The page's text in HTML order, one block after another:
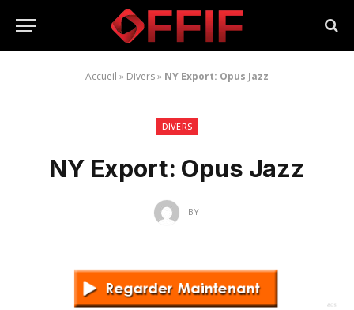
Accueil » Divers» NY Export: Opus Jazz
DIVERS
NY Export: Opus Jazz
BY